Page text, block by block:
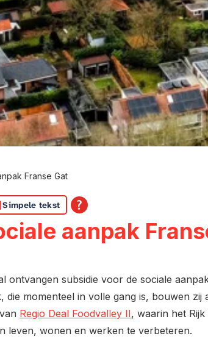
Franse Gat
Simpele tekst
aanpak
ontvangen subsidie voor de sociale
die momenteel in volle gang is, bouwen zij
Regio Deal Foodvalley II, waarin het
leven, wonen en werken te verbeteren.